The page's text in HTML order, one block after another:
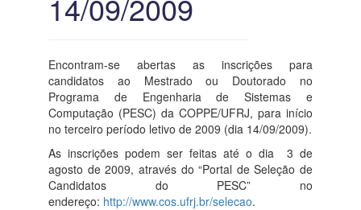
Encontram-se abertas as inscrições para
candidatos ao Mestrado ou Doutorado no
Programa de Engenharia de Sistemas e
Computação (PESC) da COPPE/UFRJ, para início
no terceiro período letivo de 2009 (dia 14/09/2009).
As inscrições podem ser feitas até o dia 3 de
agosto de 2009, através do “Portal de Seleção de
Candidatos do PESC” no
endereço: http://www.cos.ufrj.br/selecao.